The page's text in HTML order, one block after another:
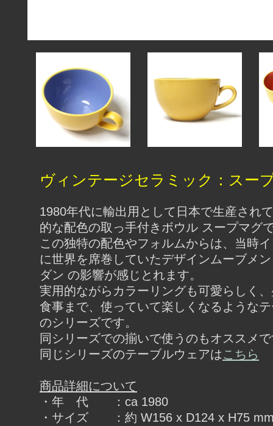
ヴィンテージセラミック：スー
1980年代に輸出用として日本で生産され
的な配色の取っ手付きボウル スープマグ
この独特の配色やフォルムからは、当時
に世界を席巻していたデザインムーブメ
ダン の影響が感じとれます。
実用的ながらカラーリングも可愛らしく
食事まで、使っていて楽しくなるような
のシリーズです。
同シリーズでの揃いで使うのもオススメ
同じシリーズのテーブルウェアはこちら
商品詳細について
・年 代 ：ca 1980
・サイズ ：約 W156 x D124 x H75